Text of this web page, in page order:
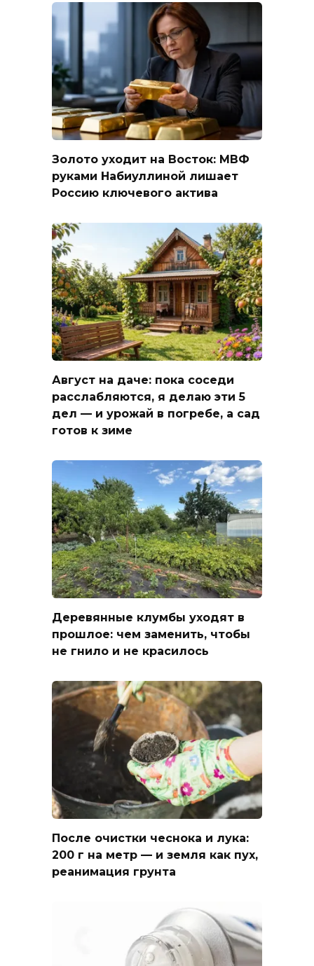
Золото уходит на Восток: МВФ
руками Набиуллиной лишает
Россию ключевого актива
Август на даче: пока соседи
расслабляются, я делаю эти 5
дел — и урожай в погребе, а сад
готов к зиме
Деревянные клумбы уходят в
прошлое: чем заменить, чтобы
не гнило и не красилось
После очистки чеснока и лука:
200 г на метр — и земля как пух,
реанимация грунта